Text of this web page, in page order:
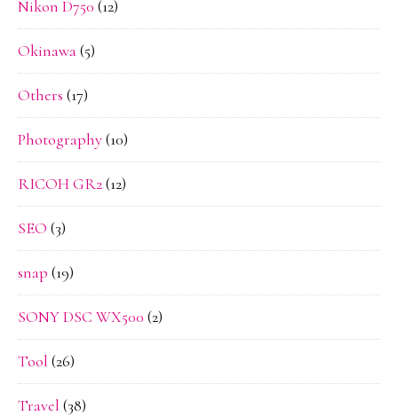
Nikon D750 (12)
Okinawa(5)
Others (17)
Photography(10)
RICOH GR2(12)
SEO (3)
snap (19)
SONY DSC WX500 (2)
Tool (26)
Travel (38)